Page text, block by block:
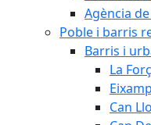
Agència
Poble i barris
Barris i
La
Can